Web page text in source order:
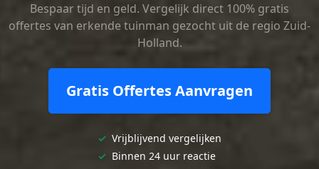
Bespaar tijd en geld. Vergelijk direct 100% gratis
offertes van erkende tuinman gezocht uit de regio Zuid-
Holland.
Gratis Offertes Aanvragen
✓ Vrijblijvend vergelijken
✓ Binnen 24 uur reactie